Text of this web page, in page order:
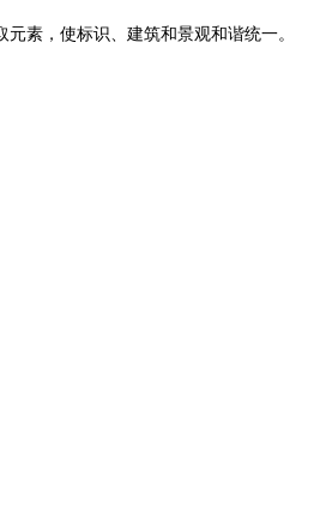
素，使标识、建筑和景观和谐统一。